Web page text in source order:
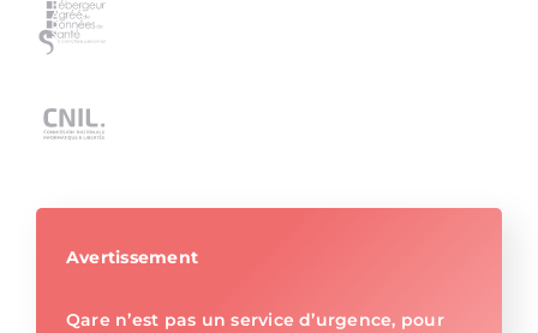
Avertissement
Qare n’est pas un service d’urgence, pour